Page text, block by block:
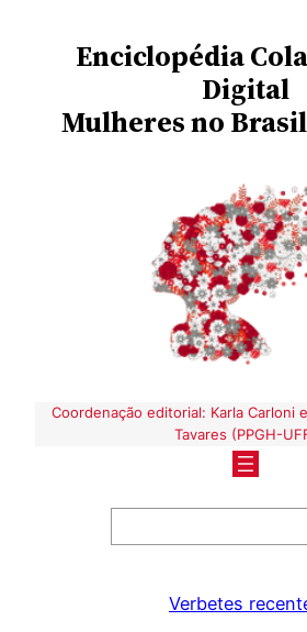
conteúdo
Enciclopédia
Digital
Mulheres no
Coordenação editorial: Karla Carloni
Tavares (PPGH-
Verbetes